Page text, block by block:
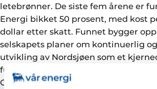
letebrønner. De siste fem årene er
Energi bikket 50 prosent, med kost
dollar etter skatt. Funnet bygger
selskapets planer om kontinuerlig
utvikling av Nordsjøen som et
funnet blir nå inkludert i
Gjøa Nord og Ofelia/Kyrre med mål